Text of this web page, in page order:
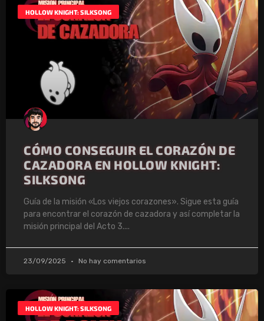
HOLLOW KNIGHT: SILKSONG
CÓMO CONSEGUIR EL CORAZÓN DE
CAZADORA EN HOLLOW KNIGHT:
SILKSONG
Guía de la misión «Los viejos corazones». Sigue esta guía
para encontrar el corazón de cazadora y así completar la
misión principal del Acto 3.
23/09/2025 No hay comentarios
HOLLOW KNIGHT: SILKSONG